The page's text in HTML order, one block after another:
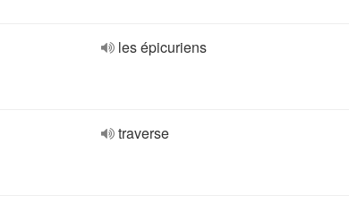
les épicuriens
traverse